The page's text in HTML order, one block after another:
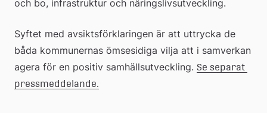
och bo, infrastruktur och näringslivsutveckling.
Syftet med avsiktsförklaringen är att uttrycka de
båda kommunernas ömsesidiga vilja att i samverkan
agera för en positiv samhällsutveckling. Se separat
pressmeddelande.